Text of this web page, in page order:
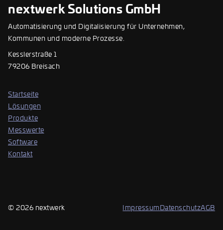
nextwerk Solutions GmbH
Automatisierung und Digitalisierung für Unternehmen,
Kommunen und moderne Prozesse.
Kesslerstraße 1
79206 Breisach
Startseite
Lösungen
Produkte
Messwerte
Software
Kontakt
© 2026 nextwerk ImpressumDatenschutzAGB